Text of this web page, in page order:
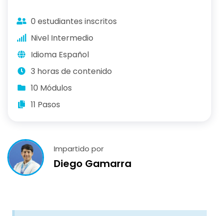
0 estudiantes inscritos
Nivel Intermedio
Idioma Español
3 horas de contenido
10 Módulos
11 Pasos
Impartido por
Diego Gamarra